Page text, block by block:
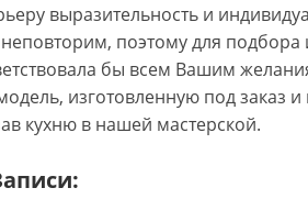
выразительность и
поэтому для
бы всем Вашим
изготовленную под заказ
кухню в нашей мастерской.